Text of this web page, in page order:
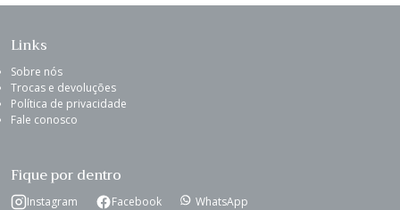
Links
Sobre nós
Trocas e devoluções
Política de privacidade
Fale conosco
Fique por dentro
Instagram Facebook WhatsApp